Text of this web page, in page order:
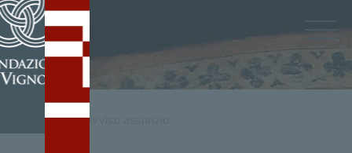
/tag Avviso assunzione